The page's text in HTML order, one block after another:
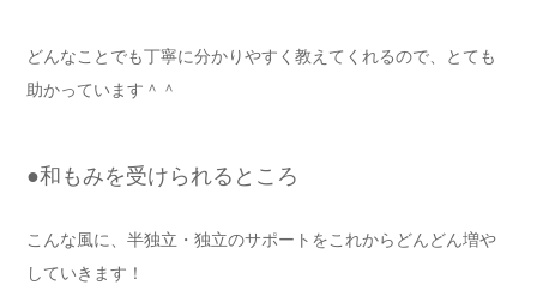
どんなことでも丁寧に分かりやすく教えてくれるので、とても
助かっています＾＾
●和もみを受けられるところ
こんな風に、半独立・独立のサポートをこれからどんどん増や
していきます！